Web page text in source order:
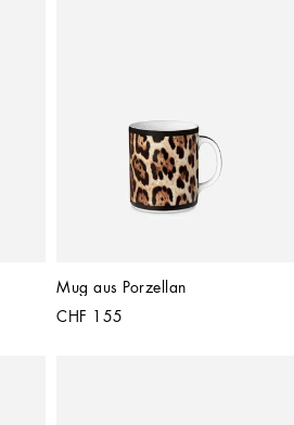
Mug aus Porzellan
CHF 155